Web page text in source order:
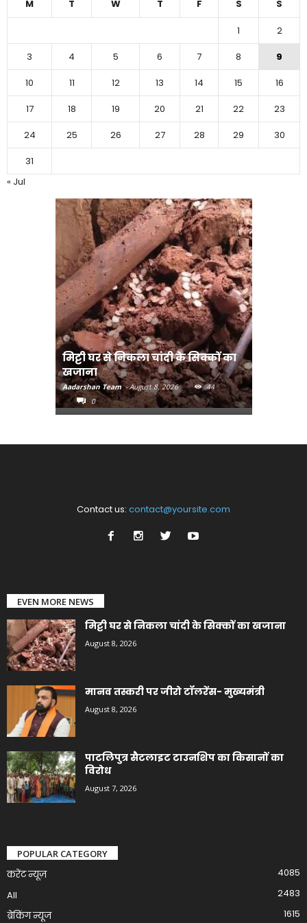
M T W T F S S
1
2
3
4 5 6 7 8
9
10
11 12 13 14 15
16
17
18 19 20 21 22
23
24
25 26 27 28 29
30
31
« Jul
मिट्टी घर से निकला चांदी के सिक्कों का
खजाना
Aadarshan Team - August 8, 2026
44
0
Contact us: contact@yoursite.com
EVEN MORE NEWS
मिट्टी घर से निकला चांदी के सिक्कों का खजाना
August 8, 2026
मानव तस्करी पर जीरो टॉलरेंस- मुख्यमंत्री
August 8, 2026
पाटलिपुत्र सैटलाइट टाउनशिप का किसानों का
विरोध
August 7, 2026
POPULAR CATEGORY
करेंट न्यूज़
4085
All
2483
ब्रेकिंग न्यूज
1615